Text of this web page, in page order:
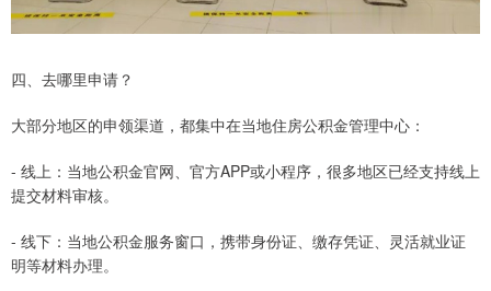
四、去哪里申请？
大部分地区的申领渠道，都集中在当地住房公积金管理中心：
- 线上：当地公积金官网、官方APP或小程序，很多地区已经支持线上
提交材料审核。
- 线下：当地公积金服务窗口，携带身份证、缴存凭证、灵活就业证
明等材料办理。